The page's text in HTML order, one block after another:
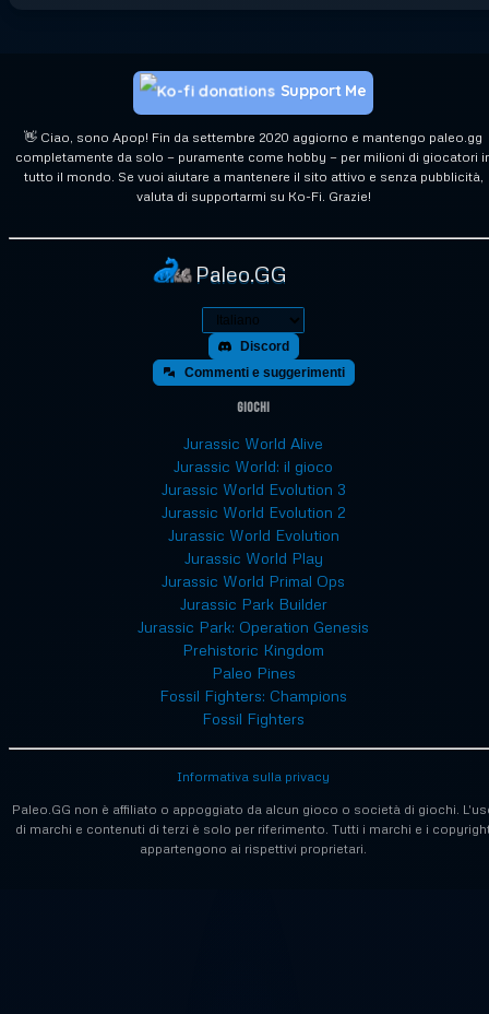
👋 Ciao, sono Apop! Fin da settembre 2020 aggiorno e mantengo paleo.gg
completamente da solo — puramente come hobby — per milioni di giocatori
tutto il mondo. Se vuoi aiutare a mantenere il sito attivo e senza pubblicità,
valuta di supportarmi su Ko-Fi. Grazie!
Support Me
Paleo.GG
Discord
Commenti e suggerimenti
Giochi
Jurassic World Alive
Jurassic World: il gioco
Jurassic World Evolution 3
Jurassic World Evolution 2
Jurassic World Evolution
Jurassic World Play
Jurassic World Primal Ops
Jurassic Park Builder
Jurassic Park: Operation Genesis
Prehistoric Kingdom
Paleo Pines
Fossil Fighters: Champions
Fossil Fighters
Paleo.GG non è affiliato o appoggiato da alcun gioco o società di giochi.
di marchi e contenuti di terzi è solo per riferimento. Tutti i marchi e i
appartengono ai rispettivi proprietari.
Informativa sulla privacy